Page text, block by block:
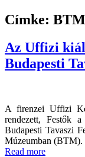
Címke: BTM
Az Uffizi
Budapesti
A firenzei Uffizi
rendezett, Festők
Budapesti Tavaszi
Múzeumban (BTM).
Read more